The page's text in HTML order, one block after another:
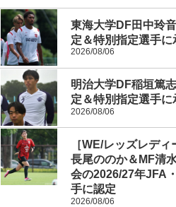
東海大学DF田中玲
定＆特別指定選手に
2026/08/06
明治大学DF稲垣篤
定＆特別指定選手に
2026/08/06
［WE/レッズレデ
長尾ののか＆MF清
会の2026/27年JFA
手に認定
2026/08/06